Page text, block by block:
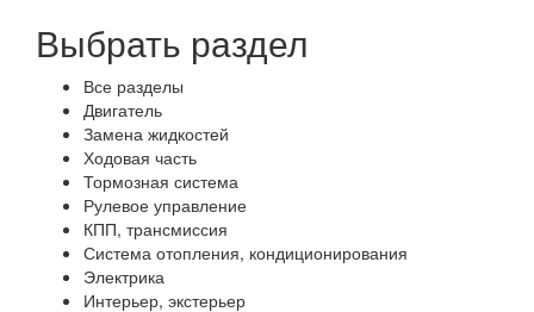
Выбрать раздел
Все разделы
Двигатель
Замена жидкостей
Ходовая часть
Тормозная система
Рулевое управление
КПП, трансмиссия
Система отопления, кондиционирования
Электрика
Интерьер, экстерьер